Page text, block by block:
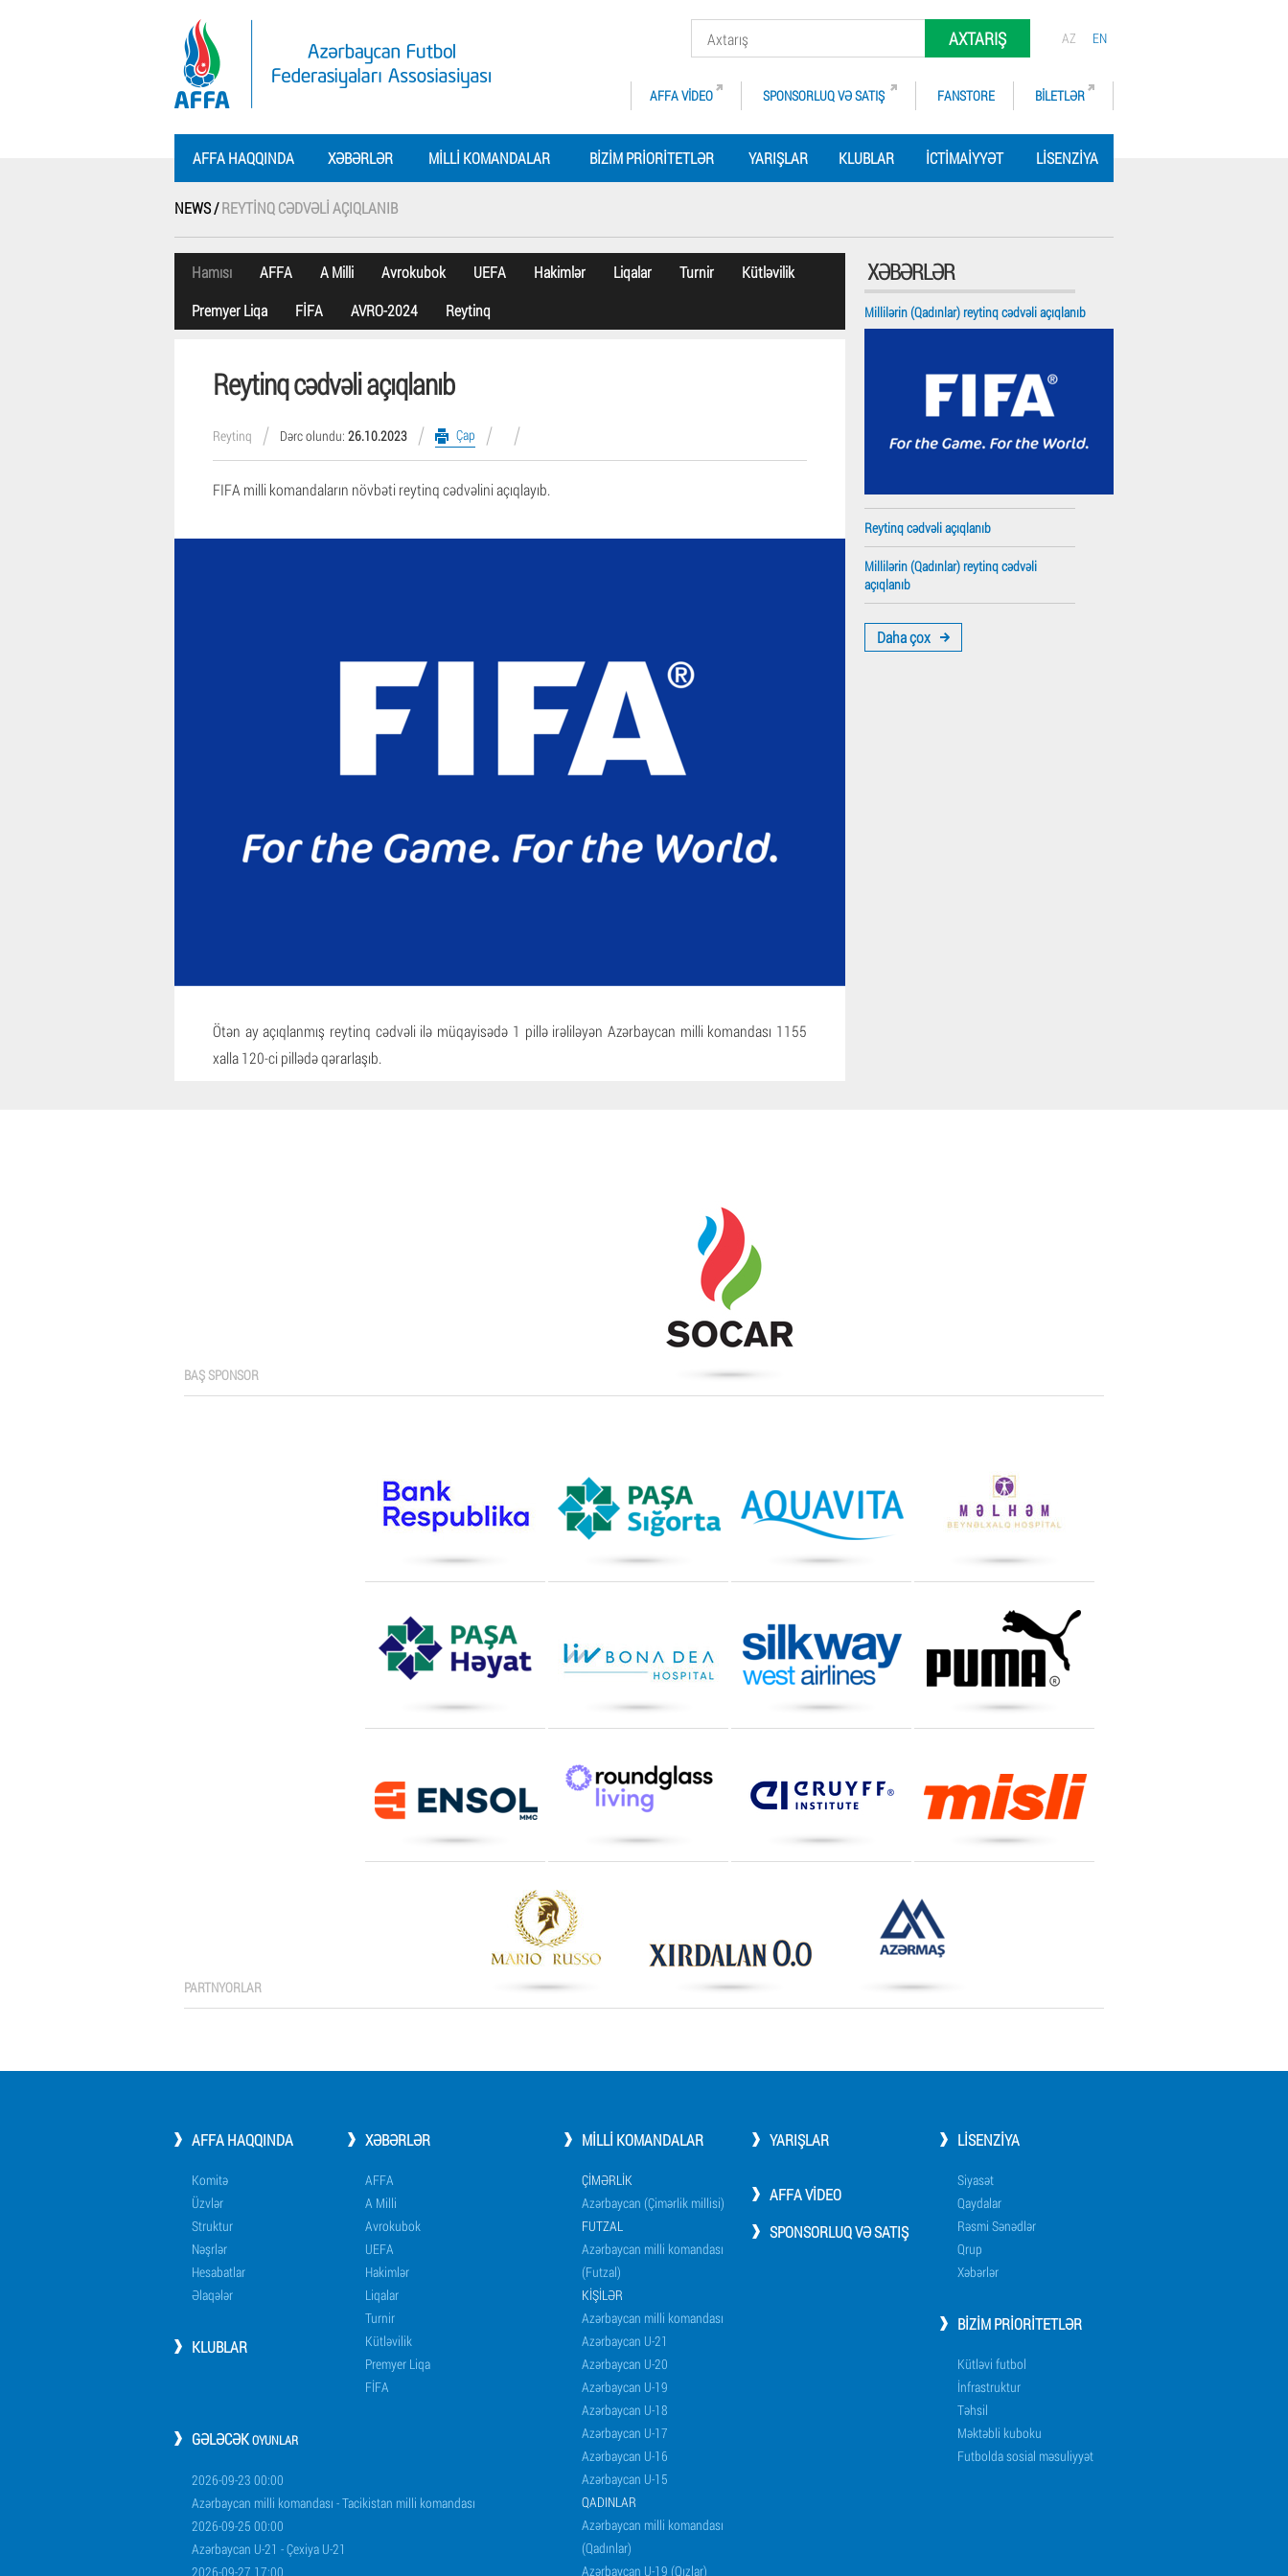
AZ EN
AXTARIŞ
AFFA VIDEO SPONSORLUQ VƏ SATIŞ FANSTORE BILETLƏR
AFFA HAQQINDA XƏBƏRLƏR MILLI KOMANDALAR BIZIM PRIORITETLƏR YARIŞLAR KLUBLAR İCTIMAIYYƏT LISENZIYA
NEWS /REYTINQ CƏDVƏLI AÇIQLANIB
Hamısı AFFA A Milli Avrokubok UEFA Hakimlər Liqalar Turnir
Kütləvilik
Premyer Liqa
FİFA AVRO-2024 Reytinq
Reytinq cədvəli açıqlanıb
Reytinq Dərc olundu: 26.10.2023 Çap
FIFA milli komandaların növbəti reytinq cədvəlini açıqlayıb.
Ötən ay açıqlanmış reytinq cədvəli ilə müqayisədə 1 pillə irəliləyən Azərbaycan milli komandası 1155
xalla 120-ci pillədə qərarlaşıb.
XƏBƏRLƏR
Millilərin (Qadınlar) reytinq cədvəli açıqlanıb
Reytinq cədvəli açıqlanıb
Millilərin (Qadınlar) reytinq cədvəli
açıqlanıb
Daha çox
BAŞ SPONSOR
PARTNYORLAR
AFFA HAQQINDA
Komitə
Üzvlər
Struktur
Nəşrlər
Hesabatlar
Əlaqələr
KLUBLAR
XƏBƏRLƏR
AFFA
A Milli
Avrokubok
UEFA
Hakimlər
Liqalar
Turnir
Kütləvilik
Premyer Liqa
FİFA
GƏLƏCƏKOYUNLAR
2026-09-23 00:00
Azərbaycan milli komandası - Tacikistan milli komandası
2026-09-25 00:00
Azərbaycan U-21 - Çexiya U-21
2026-09-27 17:00
MILLI KOMANDALAR
ÇIMƏRLIK
Azərbaycan (Çimərlik millisi)
FUTZAL
Azərbaycan milli komandası
(Futzal)
KIŞILƏR
Azərbaycan milli komandası
Azərbaycan U-21
Azərbaycan U-20
Azərbaycan U-19
Azərbaycan U-18
Azərbaycan U-17
Azərbaycan U-16
Azərbaycan U-15
QADINLAR
Azərbaycan milli komandası
(Qadınlar)
Azərbaycan U-19 (Qızlar)
YARIŞLAR
AFFA VIDEO
SPONSORLUQ VƏ SATIŞ
LISENZIYA
Siyasət
Qaydalar
Rəsmi Sənədlər
Qrup
Xəbərlər
BIZIM PRIORITETLƏR
Kütləvi futbol
İnfrastruktur
Təhsil
Məktəbli kuboku
Futbolda sosial məsuliyyət